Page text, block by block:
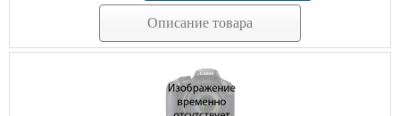
Описание товара